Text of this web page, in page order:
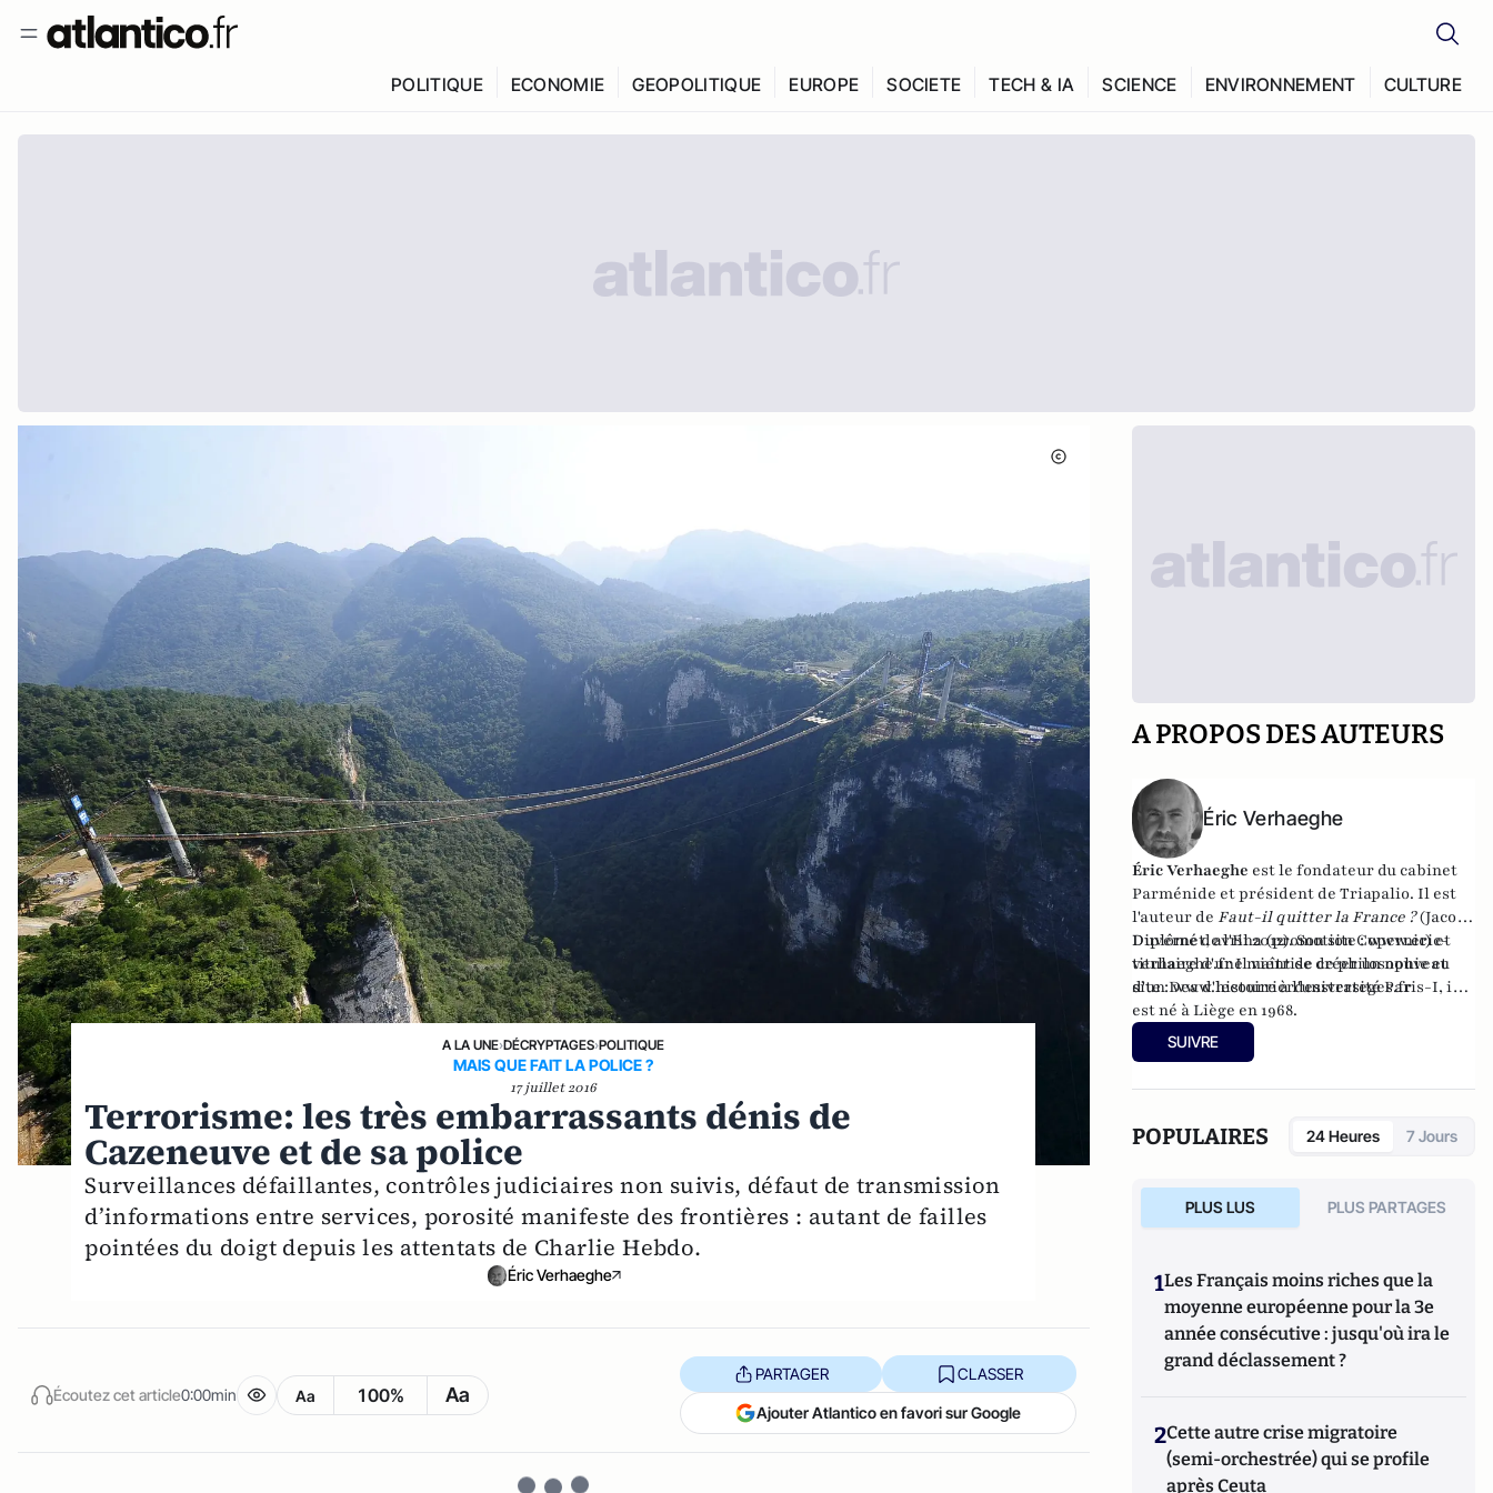
POLITIQUE ECONOMIE GEOPOLITIQUE EUROPE SOCIETE TECH & IA SCIENCE ENVIRONNEMENT CULTURE
A LA UNE›DÉCRYPTAGES›POLITIQUE
MAIS QUE FAIT LA POLICE ?
17 juillet 2016
Terrorisme: les très embarrassants dénis de
Cazeneuve et de sa police
Surveillances défaillantes, contrôles judiciaires non suivis, défaut de transmission
d’informations entre services, porosité manifeste des frontières : autant de failles
pointées du doigt depuis les attentats de Charlie Hebdo.
Éric Verhaeghe
Écoutez cet article0:00min Aa 100% Aa
PARTAGER CLASSER
Ajouter Atlantico en favori sur Google
A PROPOS DES AUTEURS
Éric Verhaeghe
Éric Verhaeghe est le fondateur du cabinet
Parménide et président deTriapalio. Il est
l'auteur de Faut-il quitter la France ?(Jacob-
Duvernet, avril 2012). Son site :www.eric-
verhaeghe.frIl vient de créer un nouveau
site :www.lecourrierdesstrateges.fr
Diplômé de l'Ena (promotion Copernic) et
titulaire d'une maîtrise de philosophie et
d'un Dea d'histoire à l'université Paris-I, il
est né à Liège en 1968.
SUIVRE
POPULAIRES 24 Heures 7 Jours
PLUS LUS PLUS PARTAGES
1Les Français moins riches que la
moyenne européenne pour la 3e
année consécutive : jusqu'où ira le
grand déclassement ?
2Cette autre crise migratoire
(semi-orchestrée) qui se profile
après Ceuta